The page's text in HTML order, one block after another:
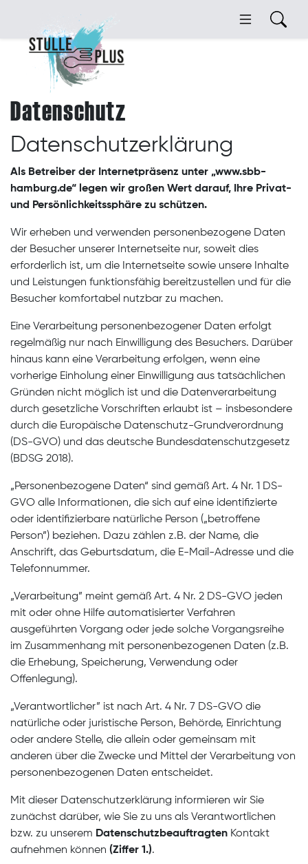
Datenschutz
Datenschutzerklärung
Als Betreiber der Internetpräsenz unter „www.sbb-
hamburg.de“ legen wir großen Wert darauf, Ihre Privat-
und Persönlichkeitssphäre zu schützen.
Wir erheben und verwenden personenbezogene Daten
der Besucher unserer Internetseite nur, soweit dies
erforderlich ist, um die Internetseite sowie unsere Inhalte
und Leistungen funktionsfähig bereitzustellen und für die
Besucher komfortabel nutzbar zu machen.
Eine Verarbeitung personenbezogener Daten erfolgt
regelmäßig nur nach Einwilligung des Besuchers. Darüber
hinaus kann eine Verarbeitung erfolgen, wenn eine
vorherige Einholung einer Einwilligung aus tatsächlichen
Gründen nicht möglich ist und die Datenverarbeitung
durch gesetzliche Vorschriften erlaubt ist – insbesondere
durch die Europäische Datenschutz-Grundverordnung
(DS-GVO) und das deutsche Bundesdatenschutzgesetz
(BDSG 2018).
„Personenbezogene Daten“ sind gemäß Art. 4 Nr. 1 DS-
GVO alle Informationen, die sich auf eine identifizierte
oder identifizierbare natürliche Person („betroffene
Person”) beziehen. Dazu zählen z.B. der Name, die
Anschrift, das Geburtsdatum, die E-Mail-Adresse und die
Telefonnummer.
„Verarbeitung” meint gemäß Art. 4 Nr. 2 DS-GVO jeden
mit oder ohne Hilfe automatisierter Verfahren
ausgeführten Vorgang oder jede solche Vorgangsreihe
im Zusammenhang mit personenbezogenen Daten (z.B.
die Erhebung, Speicherung, Verwendung oder
Offenlegung).
„Verantwortlicher” ist nach Art. 4 Nr. 7 DS-GVO die
natürliche oder juristische Person, Behörde, Einrichtung
oder andere Stelle, die allein oder gemeinsam mit
anderen über die Zwecke und Mittel der Verarbeitung von
personenbezogenen Daten entscheidet.
Mit dieser Datenschutzerklärung informieren wir Sie
zunächst darüber, wie Sie zu uns als Verantwortlichen
bzw. zu unserem Datenschutzbeauftragten Kontakt
aufnehmen können (Ziffer 1.).